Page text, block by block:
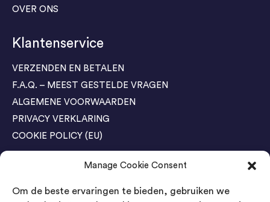
Manage Cookie Consent
Om de beste ervaringen te bieden, gebruiken we
OVER ONS
Klantenservice
VERZENDEN EN BETALEN
F.A.Q. – MEEST GESTELDE VRAGEN
ALGEMENE VOORWAARDEN
PRIVACY VERKLARING
COOKIE POLICY (EU)
Agenda Trade Shows
04-05 November / SVG FAIR Winterswijk